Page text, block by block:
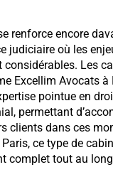
renforce encore
judiciaire où les
Les
Excellim Avocats à
pointue en
permettant
clients dans ces
ce type de
complet tout au